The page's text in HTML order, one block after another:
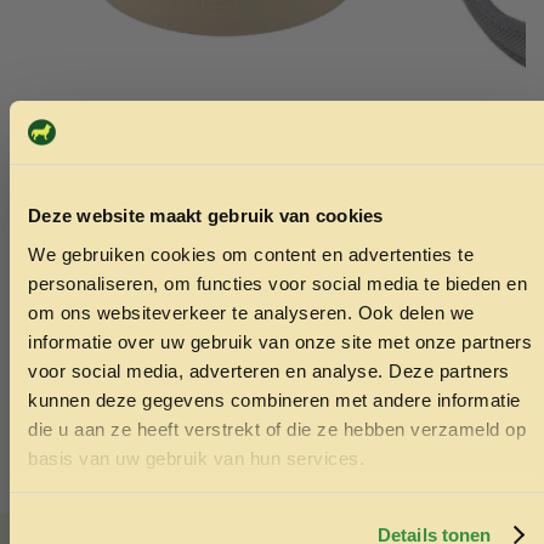
Deze website maakt gebruik van cookies
We gebruiken cookies om content en advertenties te
personaliseren, om functies voor social media te bieden en
om ons websiteverkeer te analyseren. Ook delen we
informatie over uw gebruik van onze site met onze partners
voor social media, adverteren en analyse. Deze partners
kunnen deze gegevens combineren met andere informatie
die u aan ze heeft verstrekt of die ze hebben verzameld op
basis van uw gebruik van hun services.
Details tonen
14.95
Toevoegen aan winkelwagen
ONTVANG 5% KORTING OP
JE EERSTE BESTELLING!
Ontvang korting
Door je in te schrijven ga je akkoord met het ontvangen van